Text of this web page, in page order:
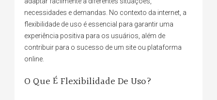
necessidades e demandas. No contexto da internet, a
flexibilidade de uso é essencial para garantir uma
experiência positiva para os usuários, além de
contribuir para o sucesso de um site ou plataforma
online.
O Que É Flexibilidade De Uso?